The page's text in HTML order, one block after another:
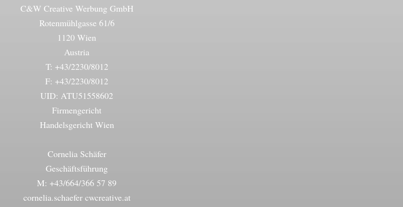
C&W Creative Werbung GmbH
Rotenmühlgasse 61/6
1120 Wien
Austria
T: +43/2230/8012
F: +43/2230/8012
UID: ATU51558602
Firmengericht
Handelsgericht Wien
Cornelia Schäfer
Geschäftsführung
M: +43/664/366 57 89
cornelia.schaefer cwcreative.at